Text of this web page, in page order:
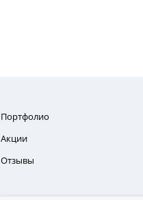
Портфолио
Акции
Отзывы